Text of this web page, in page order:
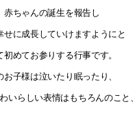
赤ちゃんの誕生を報告し
せに成長していけますようにと
めてお参りする行事です。
子様は泣いたり眠ったり、
いらしい表情はもちろんのこと、